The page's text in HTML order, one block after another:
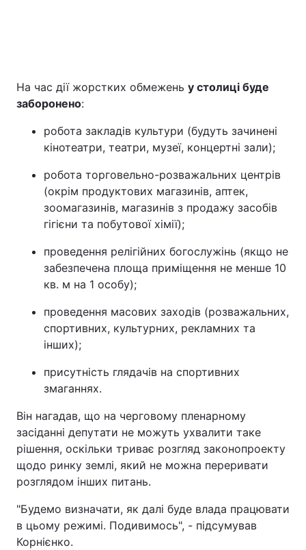
На час дії жорстких обмежень у столиці буде
заборонено:
робота закладів культури (будуть зачинені
кінотеатри, театри, музеї, концертні зали);
робота торговельно-розважальних центрів
(окрім продуктових магазинів, аптек,
зоомагазинів, магазинів з продажу засобів
гігієни та побутової хімії);
проведення релігійних богослужінь (якщо не
забезпечена площа приміщення не менше 10
кв. м на 1 особу);
проведення масових заходів (розважальних,
спортивних, культурних, рекламних та
інших);
присутність глядачів на спортивних
змаганнях.
Він нагадав, що на черговому пленарному
засіданні депутати не можуть ухвалити таке
рішення, оскільки триває розгляд законопроекту
щодо ринку землі, який не можна переривати
розглядом інших питань.
"Будемо визначати, як далі буде влада працювати
в цьому режимі. Подивимось", - підсумував
Корнієнко.